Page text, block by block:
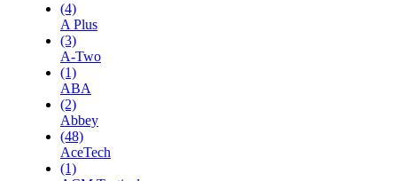
(4)
A Plus
(3)
A-Two
(1)
ABA
(2)
Abbey
(48)
AceTech
(1)